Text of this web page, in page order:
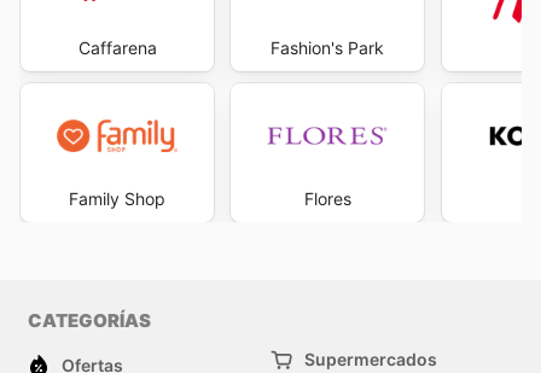
Caffarena
Family Shop
Fashion's Park
Flores
CATEGORÍAS
Ofertas Supermercados